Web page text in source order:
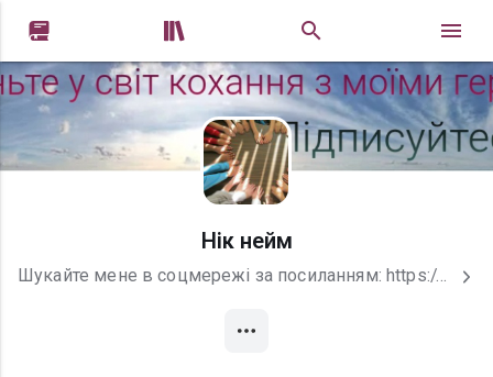
 
Нік нейм
Шукайте мене в соцмережі за посиланням: https://www.instagram.com/books_nikname/ https://t.me/NIKNEIMNIKOL